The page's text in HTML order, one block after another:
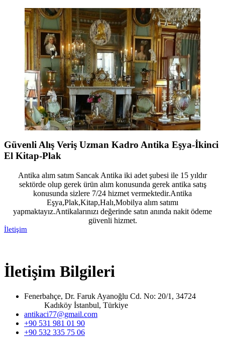
Güvenli Alış Veriş Uzman Kadro Antika Eşya-İkinci
El Kitap-Plak
Antika alım satım Sancak Antika iki adet şubesi ile 15 yıldır
sektörde olup gerek ürün alım konusunda gerek antika satış
konusunda sizlere 7/24 hizmet vermektedir.Antika
Eşya,Plak,Kitap,Halı,Mobilya alım satımı
yapmaktayız.Antikalarınızı değerinde satın anında nakit ödeme
güvenli hizmet.
İletişim
İletişim Bilgileri
Fenerbahçe, Dr. Faruk Ayanoğlu Cd. No: 20/1, 34724
Kadıköy İstanbul, Türkiye
antikaci77@gmail.com
+90 531 981 01 90
+90 532 335 75 06